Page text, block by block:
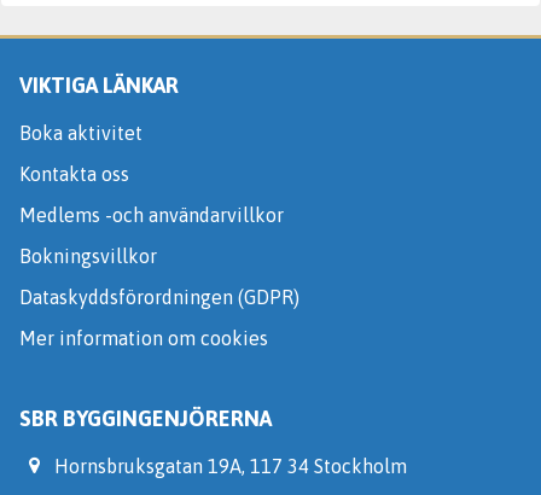
VIKTIGA LÄNKAR
Boka aktivitet
Kontakta oss
Medlems -och användarvillkor
Bokningsvillkor
Dataskyddsförordningen (GDPR)
Mer information om cookies
SBR BYGGINGENJÖRERNA
Hornsbruksgatan 19A, 117 34 Stockholm